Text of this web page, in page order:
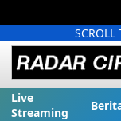
Live
Streaming